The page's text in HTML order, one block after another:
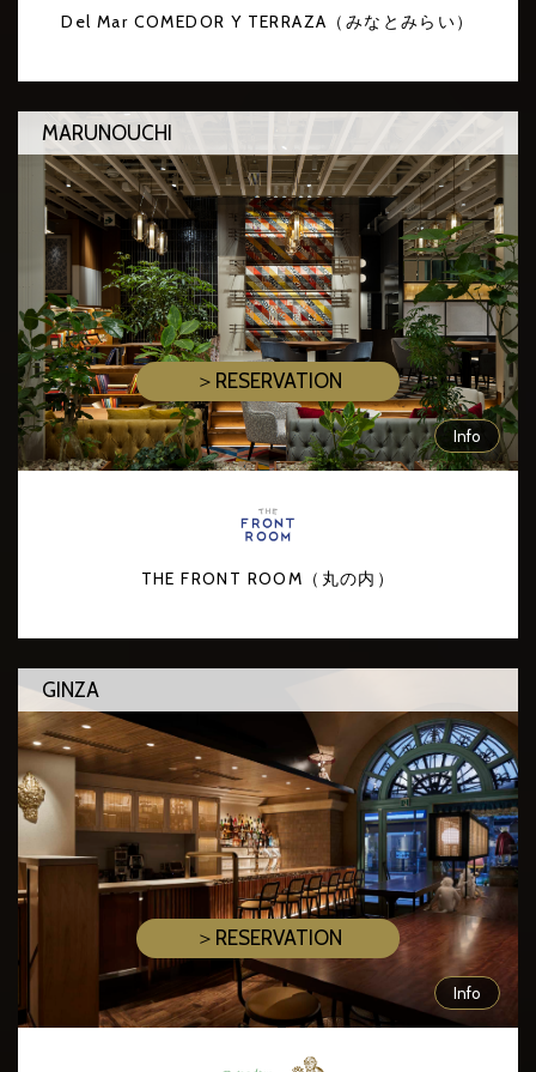
Del Mar COMEDOR Y TERRAZA（みなとみらい）
MARUNOUCHI
＞RESERVATION
Info
THE FRONT ROOM（丸の内）
GINZA
＞RESERVATION
Info